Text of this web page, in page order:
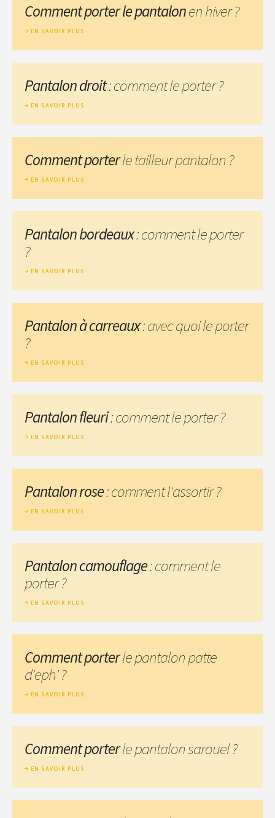
Comment porter le pantalonen hiver ?
EN SAVOIR PLUS
Pantalon droit: comment le porter ?
EN SAVOIR PLUS
Comment porterle tailleur pantalon ?
EN SAVOIR PLUS
Pantalon bordeaux: comment le porter
?
EN SAVOIR PLUS
Pantalon à carreaux: avec quoi le porter
?
EN SAVOIR PLUS
Pantalon fleuri: comment le porter ?
EN SAVOIR PLUS
Pantalon rose: comment l'assortir ?
EN SAVOIR PLUS
Pantalon camouflage: comment le
porter ?
EN SAVOIR PLUS
Comment porterle pantalon patte
d'eph' ?
EN SAVOIR PLUS
Comment porterle pantalon sarouel ?
EN SAVOIR PLUS